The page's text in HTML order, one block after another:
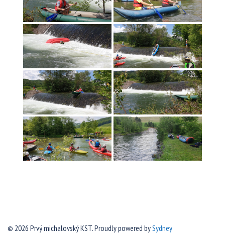
© 2026 Prvý michalovský KST. Proudly powered bySydney